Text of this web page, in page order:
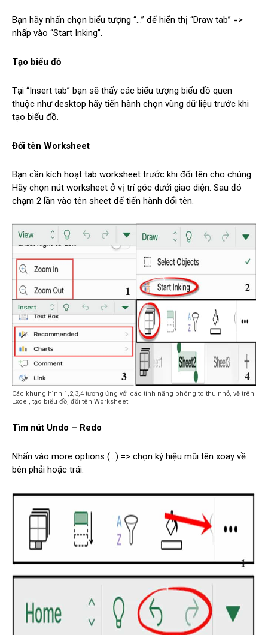
Bạn hãy nhấn chọn biểu tượng “…” để hiển thị “Draw tab” =>
nhấp vào “Start Inking”.
Tạo biểu đồ
Tại “Insert tab” bạn sẽ thấy các biểu tượng biểu đồ quen
thuộc như desktop hãy tiến hành chọn vùng dữ liệu trước khi
tạo biểu đồ.
Đổi tên Worksheet
Bạn cần kích hoạt tab worksheet trước khi đổi tên cho chúng.
Hãy chọn nút worksheet ở vị trí góc dưới giao diện. Sau đó
chạm 2 lần vào tên sheet để tiến hành đổi tên.
Các khung hình 1,2,3,4 tương ứng với các tính năng phóng to thu nhỏ, vẽ trên
Excel, tạo biểu đồ, đổi tên Worksheet
Tìm nút Undo – Redo
Nhấn vào more options (…) => chọn ký hiệu mũi tên xoay về
bên phải hoặc trái.